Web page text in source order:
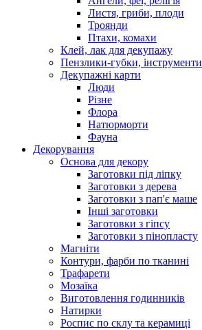
Листя, гриби, плоди
Троянди
Птахи, комахи
Клей, лак для декупажу
Пензлики-губки, інструменти
Декупажні карти
Люди
Різне
Флора
Натюрморти
Фауна
Декорування
Основа для декору
Заготовки під ліпку
Заготовки з дерева
Заготовки з пап'є маше
Інші заготовки
Заготовки з гіпсу
Заготовки з пінопласту
Магніти
Контури, фарби по тканині
Трафарети
Мозаїка
Виготовлення годинників
Натирки
Роспис по склу та керамиці